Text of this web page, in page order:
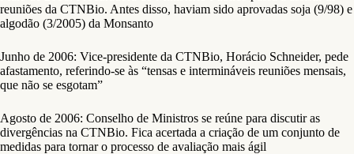
reuniões da CTNBio. Antes disso, haviam sido aprovadas soja (9/98) e
algodão (3/2005) da Monsanto
Junho de 2006: Vice-presidente da CTNBio, Horácio Schneider, pede
afastamento, referindo-se às “tensas e intermináveis reuniões mensais,
que não se esgotam”
Agosto de 2006: Conselho de Ministros se reúne para discutir as
divergências na CTNBio. Fica acertada a criação de um conjunto de
medidas para tornar o processo de avaliação mais ágil